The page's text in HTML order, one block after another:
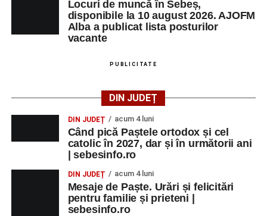
Locuri de muncă în Sebeș,
disponibile la 10 august 2026. AJOFM
Alba a publicat lista posturilor
vacante
PUBLICITATE
DIN JUDEȚ
DIN JUDEȚ acum 4 luni
Când pică Paștele ortodox și cel
catolic în 2027, dar și în următorii ani
| sebesinfo.ro
DIN JUDEȚ acum 4 luni
Mesaje de Paște. Urări și felicitări
pentru familie și prieteni |
sebesinfo.ro